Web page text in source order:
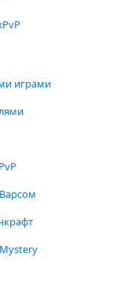
играми